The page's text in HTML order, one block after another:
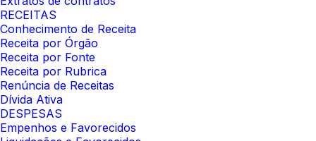
RECEITAS
Conhecimento de Receita
Receita por Órgão
Receita por Fonte
Receita por Rubrica
Renúncia de Receitas
Dívida Ativa
DESPESAS
Empenhos e Favorecidos